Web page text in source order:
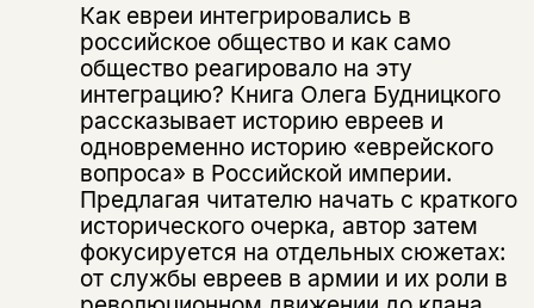
Как евреи интегрировались в
российское общество и как само
общество реагировало на эту
интеграцию? Книга Олега Будницкого
рассказывает историю евреев и
одновременно историю «еврейского
вопроса» в Российской империи.
Предлагая читателю начать с краткого
исторического очерка, автор затем
фокусируется на отдельных сюжетах:
от службы евреев в армии и их роли в